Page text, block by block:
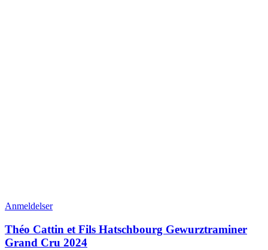
Anmeldelser
Théo Cattin et Fils Hatschbourg Gewurztraminer
Grand Cru 2024